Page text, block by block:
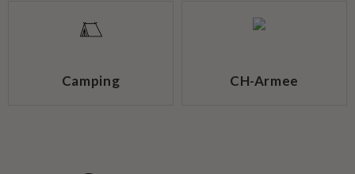
Camping CH-Armee